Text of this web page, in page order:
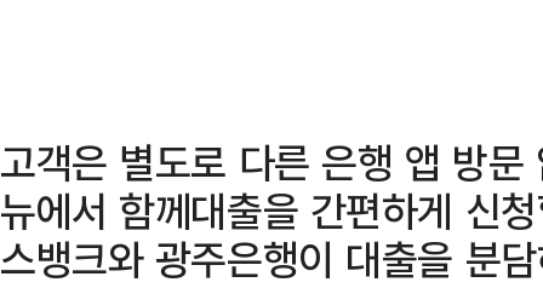
고객은 별도로 다른 은행 앱 방
뉴에서 함께대출을 간편하게 신
스뱅크와 광주은행이 대출을 분